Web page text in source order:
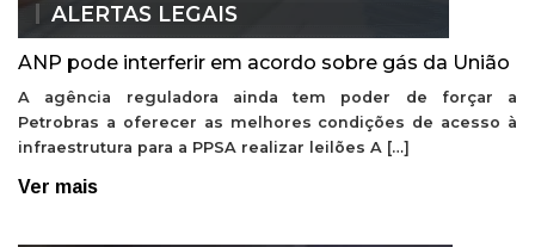
ALERTAS LEGAIS
ANP pode interferir em acordo sobre gás da União
A agência reguladora ainda tem poder de forçar a
Petrobras a oferecer as melhores condições de acesso à
infraestrutura para a PPSA realizar leilões A […]
Ver mais